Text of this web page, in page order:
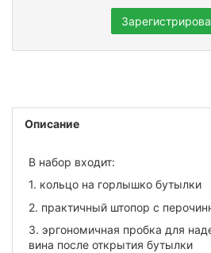
Описание
В набор входит:
1. кольцо на горлышко бутылки
2. практичный штопор с
3. эргономичная пробка для
вина после открытия бутылки